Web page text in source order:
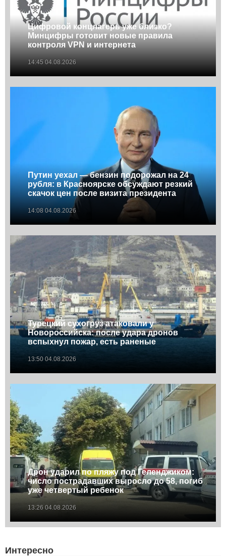
Цифровой концлагерь уже близко?
Минцифры готовит новые правила
контроля VPN и интернета
14:45 04.08.2026
Путин уехал — бензин подорожал на 24
рубля: в Красноярске обсуждают резкий
скачок цен после визита президента
14:08 04.08.2026
Турецкий сухогруз атаковали у
Новороссийска: после удара дронов
вспыхнул пожар, есть раненые
13:50 04.08.2026
Дрон ударил по пляжу под Геленджиком:
число пострадавших выросло до 58, погиб
уже четвертый ребенок
13:26 04.08.2026
Интересно